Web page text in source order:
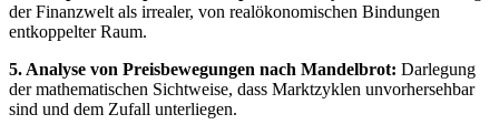
der Finanzwelt als irrealer, von realökonomischen Bindungen
entkoppelter Raum.
5. Analyse von Preisbewegungen nach Mandelbrot: Darlegung
der mathematischen Sichtweise, dass Marktzyklen unvorhersehbar
sind und dem Zufall unterliegen.